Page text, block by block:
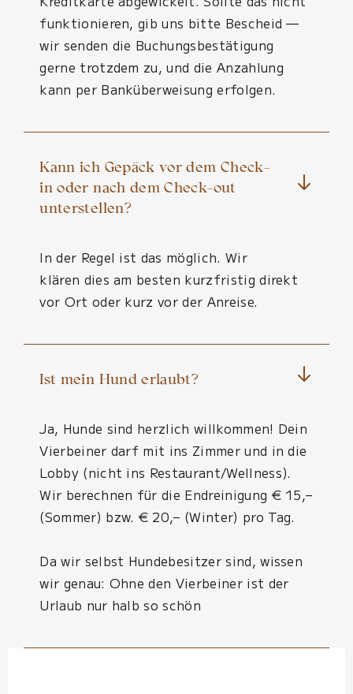
funktionieren, gib uns bitte Bescheid —
wir senden die Buchungsbestätigung
gerne trotzdem zu, und die Anzahlung
kann per Banküberweisung erfolgen.
Kann ich Gepäck vor dem Check-
in oder nach dem Check-out
unterstellen?
In der Regel ist das möglich. Wir
klären dies am besten kurzfristig direkt
vor Ort oder kurz vor der Anreise.
Ist mein Hund erlaubt?
Ja, Hunde sind herzlich willkommen! Dein
Vierbeiner darf mit ins Zimmer und in die
Lobby (nicht ins Restaurant/Wellness).
Wir berechnen für die Endreinigung € 15,–
(Sommer) bzw. € 20,– (Winter) pro Tag.
Da wir selbst Hundebesitzer sind, wissen
wir genau: Ohne den Vierbeiner ist der
Urlaub nur halb so schön